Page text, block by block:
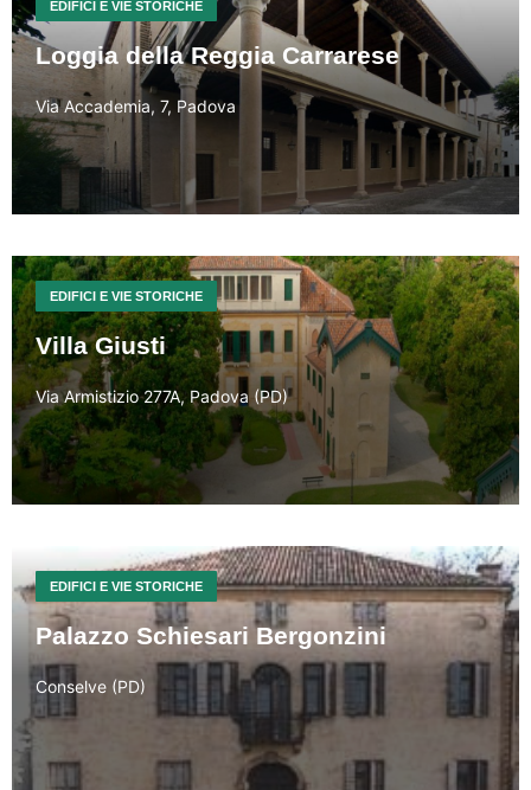
EDIFICI E VIE STORICHE
Loggia della Reggia Carrarese
Via Accademia, 7, Padova
EDIFICI E VIE STORICHE
Villa Giusti
Via Armistizio 277A, Padova (PD)
EDIFICI E VIE STORICHE
Palazzo Schiesari Bergonzini
Conselve (PD)